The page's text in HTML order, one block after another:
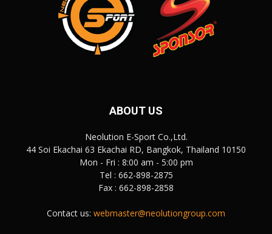
ABOUT US
Neolution E-Sport Co.,Ltd.
44 Soi Ekachai 63 Ekachai RD, Bangkok, Thailand 10150
Mon - Fri : 8:00 am - 5:00 pm
Tel : 662-898-2875
Fax : 662-898-2858
Contact us: webmaster@neolutiongroup.com